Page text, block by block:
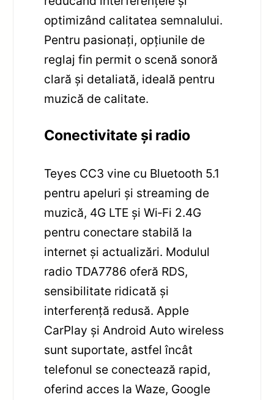
optimizând calitatea semnalului.
Pentru pasionați, opțiunile de
reglaj fin permit o scenă sonoră
clară și detaliată, ideală pentru
muzică de calitate.
Conectivitate și radio
Teyes CC3 vine cu Bluetooth 5.1
pentru apeluri și streaming de
muzică, 4G LTE și Wi‑Fi 2.4G
pentru conectare stabilă la
internet și actualizări. Modulul
radio TDA7786 oferă RDS,
sensibilitate ridicată și
interferență redusă. Apple
CarPlay și Android Auto wireless
sunt suportate, astfel încât
telefonul se conectează rapid,
oferind acces la Waze, Google